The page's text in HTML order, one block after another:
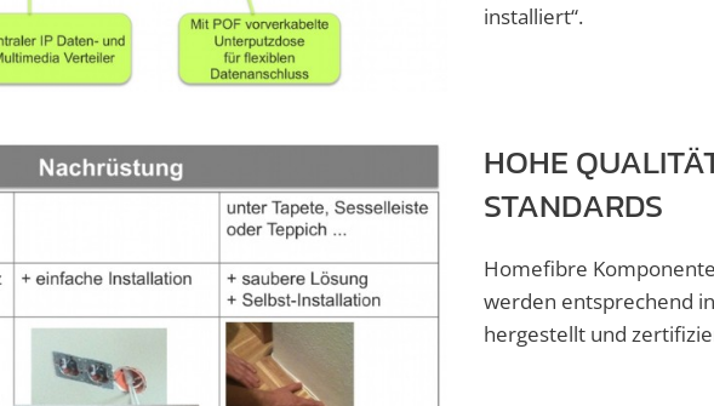
installiert“.
HOHE
STANDARDS
Homefibre
werden entsprechend
hergestellt und